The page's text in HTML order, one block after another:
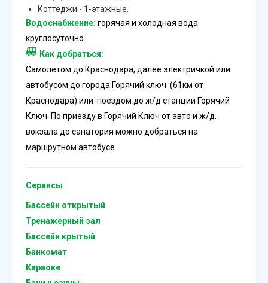
Коттеджи - 1-этажные.
Водоснабжение: горячая и холодная вода
круглосуточно
Как добраться:
Самолетом до Краснодара, далее электричкой или
автобусом до города Горячий ключ. (61км от
Краснодара) или поездом до ж/д станции Горячий
Ключ. По приезду в Горячий Ключ от авто и ж/д.
вокзала до санатория можно добраться на
маршрутном автобусе
Сервисы
Бассейн открытый
Тренажерный зал
Бассейн крытый
Банкомат
Караоке